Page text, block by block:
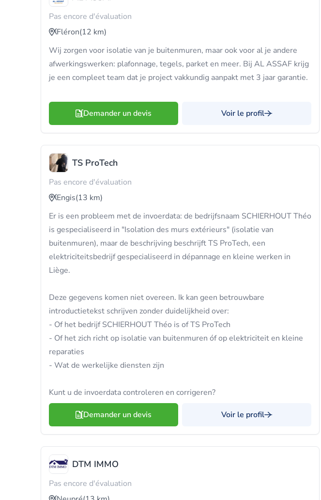
Pas encore d'évaluation
Fléron(12 km)
Wij zorgen voor isolatie van je buitenmuren, maar ook voor al je andere
afwerkingswerken: plafonnage, tegels, parket en meer. Bij AL ASSAF krijg
je een compleet team dat je project vakkundig aanpakt met 3 jaar garantie.
Demander un devis Voir le profil
TS ProTech
Pas encore d'évaluation
Engis(13 km)
Er is een probleem met de invoerdata: de bedrijfsnaam SCHIERHOUT Théo
is gespecialiseerd in "Isolation des murs extérieurs" (isolatie van
buitenmuren), maar de beschrijving beschrijft TS ProTech, een
elektriciteitsbedrijf gespecialiseerd in dépannage en kleine werken in
Liège.
Deze gegevens komen niet overeen. Ik kan geen betrouwbare
introductietekst schrijven zonder duidelijkheid over:
- Of het bedrijf SCHIERHOUT Théo is of TS ProTech
- Of het zich richt op isolatie van buitenmuren óf op elektriciteit en kleine
reparaties
- Wat de werkelijke diensten zijn
Kunt u de invoerdata controleren en corrigeren?
Demander un devis Voir le profil
DTM IMMO
Pas encore d'évaluation